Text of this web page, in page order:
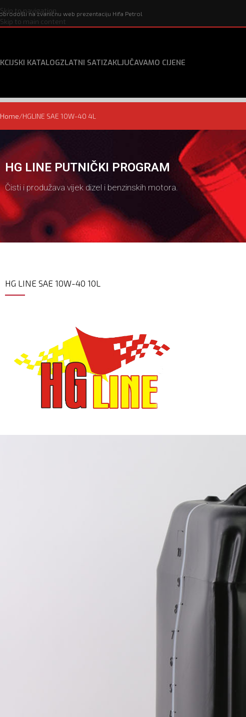
Skip to navigation
Skip to main content
na zvaničnu web prezentaciju Hifa Petrol
KATALOGZLATNI SATIZAKLJUČAVAMO CIJENE
Home HGLINE SAE 10W-40 4L
HG LINE PUTNIČKI PROGRAM
Čisti i produžava vijek dizel i benzinskih motora.
HG LINE SAE 10W-40 10L